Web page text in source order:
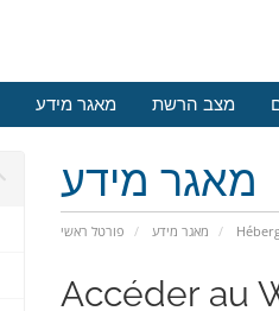
מאגר מידע מצב הרשת
מאגר מידע
פורטל ראשי מאגר מידע
Accéder au